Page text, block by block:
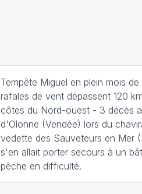
Tempête Miguel en plein mois de
rafales de vent dépassent 120
côtes du Nord-ouest - 3 décès
d'Olonne (Vendée) lors du
vedette des Sauveteurs en Mer
s'en allait porter secours à un
pêche en difficulté.